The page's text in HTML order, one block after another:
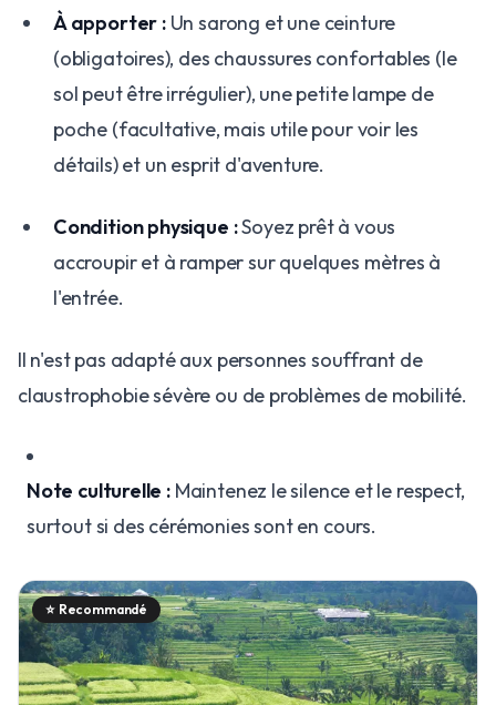
À apporter :Un sarong et une ceinture
(obligatoires), des chaussures confortables (le
sol peut être irrégulier), une petite lampe de
poche (facultative, mais utile pour voir les
détails) et un esprit d'aventure.
Condition physique :Soyez prêt à vous
accroupir et à ramper sur quelques mètres à
l'entrée.
Il n'est pas adapté aux personnes souffrant de
claustrophobie sévère ou de problèmes de mobilité.
Note culturelle :Maintenez le silence et le respect,
surtout si des cérémonies sont en cours.
⭐ Recommandé